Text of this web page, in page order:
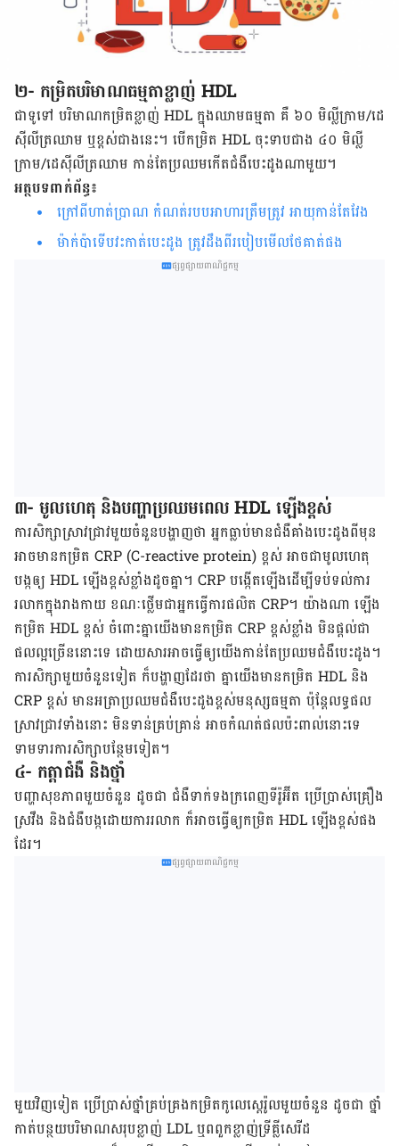
២- កម្រិត​បរិមាណ​ធម្មតា​ខ្លាញ់ HDL
ជា​ទូទៅ បរិមាណ​កម្រិត​ខ្លាញ់ HDL ក្នុង​ឈាម​ធម្មតា គឺ ៦០ មិលី្លក្រាម/​ដេ
ស៊ីលីត្រ​ឈាម ឬ​ខ្ពស់​ជាង​នេះ។ បើ​កម្រិត HDL ចុះ​ទាប​ជាង ៤០ មិលី្ល
ក្រាម/ដេស៊ីលីត្រឈាម កាន់​តែ​ប្រឈម​កើត​ជំងឺ​បេះដូង​ណា​មួយ។
អត្ថបទពាក់ព័ន្ធ៖
ក្រៅ​ពីហាត់​ប្រាណ កំណត់​របប​អាហារ​ត្រឹម​ត្រូវ អាយុ​កាន់​តែ​វែង
ម៉ាក់ប៉ាទើប​វះ​កាត់​បេះដូង ត្រូវដឹងពី​របៀប​មើល​ថែគាត់ផង
ផ្សព្វផ្សាយពាណិជ្ជកម្ម
៣- មូលហេតុ និង​បញ្ហា​ប្រឈម​ពេល HDL ឡើង​ខ្ពស់
ការ​សិក្សា​ស្រាវជ្រាវ​មួយ​ចំនួន​បង្ហាញ​ថា អ្នក​ធ្លាប់​មាន​ជំងឺ​គាំង​បេះដូង​ពី​មុន
អាច​មាន​កម្រិត CRP (C-reactive protein) ខ្ពស់ អាច​ជា​មូលហេតុ​
បង្ក​ឲ្យ HDL ឡើង​ខ្ពស់​ខ្លាំង​ដូច​គ្នា។ CRP បង្កើត​ឡើង​ដើម្បី​ទប់ទល់​ការ​
រលាក​​ក្នុង​រាងកាយ ខណៈ​ថ្លើម​ជា​អ្នក​ធ្វើ​ការ​ផលិត CRP។ យ៉ាងណា ឡើង​
កម្រិត HDL ខ្ពស់ ចំពោះ​គ្នា​យើង​មាន​កម្រិត CRP ខ្ពស់​ខ្លាំង មិន​ផ្តល់​ជា​
ផល​ល្អ​ច្រើន​​នោះ​ទេ ដោយ​សារ​អាច​ធ្វើ​ឲ្យ​យើង​កាន់​តែ​ប្រឈម​ជំងឺ​បេះដូង។
ការ​សិក្សា​មួយ​ចំនួន​ទៀត ក៏​បង្ហាញ​ដែរ​ថា គ្នា​យើង​មាន​កម្រិត HDL និង
CRP ខ្ពស់ មាន​អត្រា​ប្រឈម​ជំងឺ​បេះដូង​ខ្ពស់​មនុស្ស​ធម្មតា ​ប៉ុន្តែ​លទ្ធផល​
ស្រាវជ្រាវ​ទាំង​នោះ មិន​ទាន់​គ្រប់គ្រាន់ អាច​កំណត់​ផល​ប៉ះពាល់​នោះ​ទេ
ទាម​ទារ​ការ​សិក្សា​បន្ថែម​ទៀត។
៤- កត្តា​ជំងឺ និង​ថ្នាំ
បញ្ហា​សុខភាព​មួយ​ចំនួន ដូចជា ជំងឺ​ទាក់ទង​ក្រពេញ​ទីរ៉ូអ៊ីត ប្រើប្រាស់​គ្រឿង​
ស្រវឹង និង​ជំងឺ​បង្ក​ដោយ​ការ​រលាក ក៏​អាច​ធ្វើ​ឲ្យ​កម្រិត HDL ឡើង​ខ្ពស់​ផង​
ដែរ។
ផ្សព្វផ្សាយពាណិជ្ជកម្ម
មួយ​វិញ​ទៀត ប្រើប្រាស់​ថ្នាំ​គ្រប់គ្រង​កម្រិត​កូលេស្តេរ៉ូល​មួយ​ចំនួន ដូចជា ថ្នាំ​
កាត់​បន្ថយ​បរិមាណ​សរុប​ខ្លាញ់ LDL ឬ​ពពួក​ខ្លាញ់​ទ្រីគ្លីសេរីដ